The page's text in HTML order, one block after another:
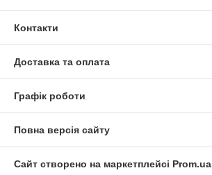
Контакти
Доставка та оплата
Графік роботи
Повна версія сайту
Сайт створено на маркетплейсі Prom.ua